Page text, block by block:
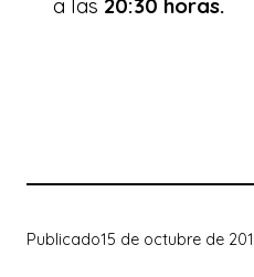
Publicado15 de octubre de